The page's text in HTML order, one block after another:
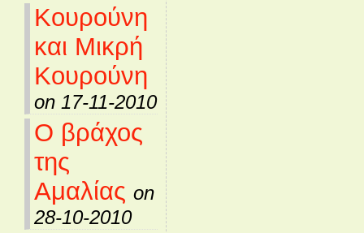
Κουρούνη
και Μικρή
Κουρούνη
on 17-11-2010
Ο βράχος
της
Αμαλίας on
28-10-2010